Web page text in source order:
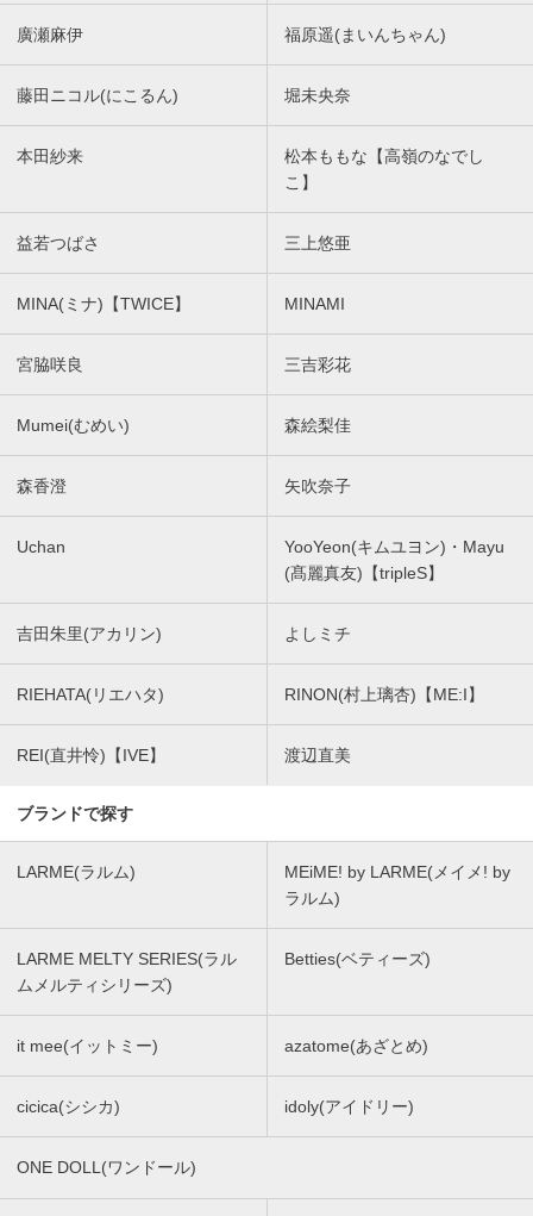
廣瀬麻伊 福原遥(まいんちゃん)
藤田ニコル(にこるん) 堀未央奈
本田紗来
松本ももな【高嶺のなでし
こ】
益若つばさ 三上悠亜
MINA(ミナ)【TWICE】 MINAMI
宮脇咲良 三吉彩花
Mumei(むめい) 森絵梨佳
森香澄 矢吹奈子
Uchan
YooYeon(キムユヨン)・Mayu
(髙麗真友)【tripleS】
吉田朱里(アカリン) よしミチ
RIEHATA(リエハタ) RINON(村上璃杏)【ME:I】
REI(直井怜)【IVE】 渡辺直美
ブランドで探す
LARME(ラルム)
MEiME! by LARME(メイメ! by
ラルム)
LARME MELTY SERIES(ラル
ムメルティシリーズ)
Betties(ベティーズ)
it mee(イットミー) azatome(あざとめ)
cicica(シシカ) idoly(アイドリー)
ONE DOLL(ワンドール)